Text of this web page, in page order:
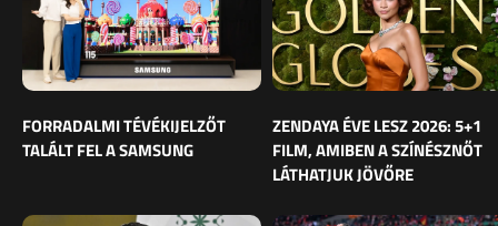
FORRADALMI TÉVÉKIJELZŐT
TALÁLT FEL A SAMSUNG
ZENDAYA ÉVE LESZ 2026: 5+1
FILM, AMIBEN A SZÍNÉSZNŐT
LÁTHATJUK JÖVŐRE